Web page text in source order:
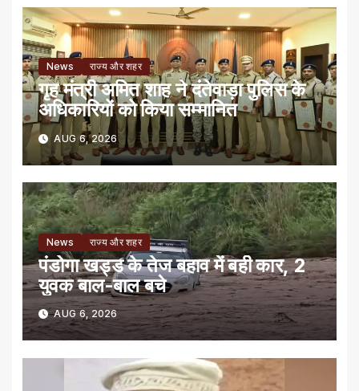
News राज्य और शहर
गृह मंत्री अमित शाह ने दंतेवाड़ा पुलिस के
अधिकारियों को किया सम्मानित
AUG 6, 2026
News राज्य और शहर
पंडोगा खड्ड के तेज बहाव में बही कार, 2
युवक बाल-बाल बचे
AUG 6, 2026